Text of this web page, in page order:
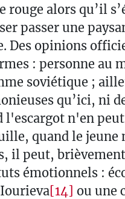
rouge alors qu’il
passer une
Des opinions
: personne au
soviétique ;
qu’ici, ni
l'escargot n'en
quand le jeune
il peut,
émotionnels :
[14] ou une